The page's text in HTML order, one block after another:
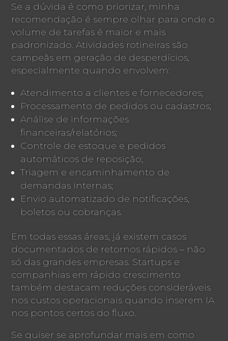
Se a dúvida é como priorizar, minha
recomendação é sempre olhar para onde o
volume de tarefas é maior e mais
padronizado. Atividades rotineiras são
campeãs em geração de desperdícios,
especialmente quando envolvem:
Atendimento a clientes e fornecedores;
Processamento de pedidos ou cadastros;
Análise de informações
financeiras/relatórios;
Controle de estoque e pedidos
automáticos de reposição;
Triagem e encaminhamento de
demandas internas;
Envio automatizado de notificações,
boletos ou cobranças.
Em todas essas áreas, já existem casos
documentados de retornos rápidos – não
só das grandes empresas. Startups e
companhias em rápido crescimento
também destacam reduções consideráveis
nos custos operacionais quando inserem IA
nos pontos certos do fluxo.
Se quiser se aprofundar mais em como